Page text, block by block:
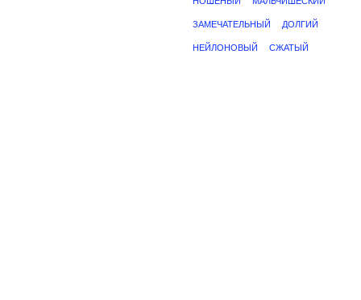
ЗАМЕЧАТЕЛЬНЫЙ ДОЛГИЙ
НЕЙЛОНОВЫЙ СЖАТЫЙ